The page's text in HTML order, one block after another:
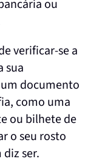
ou
verificar-se a
sua
documento
como uma
ou bilhete de
o seu rosto
ser.